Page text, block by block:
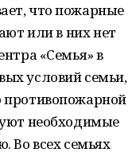
что пожарные
или в них нет
«Семья» в
условий семьи,
необходимые
Во всех семьях